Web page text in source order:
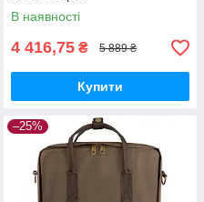
В наявності
4 416,75 ₴ 5 889 ₴
Купити
–25%